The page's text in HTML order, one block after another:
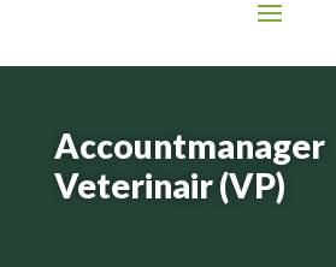
Accountmanager
Veterinair (VP)